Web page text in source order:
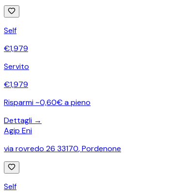
Self
€1,979
Servito
€1,979
Risparmi ~0,60€ a pieno
Dettagli →
Agip Eni
via rovredo 26 33170,Pordenone
Self